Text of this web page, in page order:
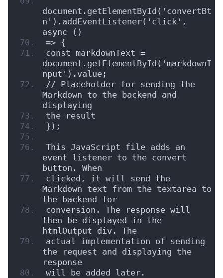
document.getElementById('convertBt
n').addEventListener('click',
async ()
=> {
const markdownText =
document.getElementById('markdownI
nput').value;
// Placeholder for sending the
Markdown to the backend and
displaying
the result
});
This JavaScript file adds an
event listener to the convert
button. When
clicked, it will send the
Markdown text from the textarea to
the backend for
conversion. The response will
then be displayed in the
htmlOutput div. The
actual implementation of sending
the request and displaying the
response
will be added later.